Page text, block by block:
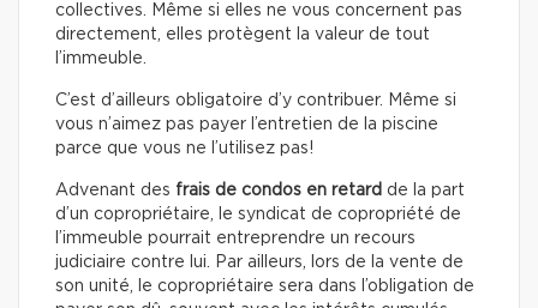
collectives. Même si elles ne vous concernent pas
directement, elles protègent la valeur de tout
l’immeuble.
C’est d’ailleurs obligatoire d’y contribuer. Même si
vous n’aimez pas payer l’entretien de la piscine
parce que vous ne l’utilisez pas!
Advenant des frais de condos en retard de la part
d’un copropriétaire, le syndicat de copropriété de
l’immeuble pourrait entreprendre un recours
judiciaire contre lui. Par ailleurs, lors de la vente de
son unité, le copropriétaire sera dans l’obligation de